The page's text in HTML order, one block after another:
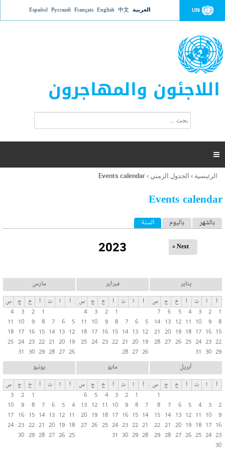
Jump to navigation UN العربية 中文
English
Français
Русский
Español
اللاجئون والمهاجرون
ت
ر
ل
ح
ب

أنت
هنا
الرئيسية › الجدول الزمني ›
Events calendar
Events calendar
ا
ب
ا
ت
ا
ل
أ
ا
س
ي
ة
بالشهر باليوم السنة (علامة التبويب النشطة)
2023 Next »
يناير
أ ا ث أ خ ج
س
1
2
3
4
5
6
7
8
9
10
11
12
13
14
15
16
17
18
19
20
21
22
23
24
25
26
27
28
29
30
31
فبراير
أ ا ث أ خ ج
س
1
2
3
4
5
6
7
8
9
10
11
12
13
14
15
16
17
18
19
20
21
22
23
24
25
26
27
28
مارس
أ ا ث أ خ ج
س
1
2
3
4
5
6
7
8
9
10
11
12
13
14
15
16
17
18
19
20
21
22
23
24
25
26
27
28
29
30
31
أبريل
أ ا ث أ خ ج
س
1
2
3
4
5
6
7
8
9
10
11
12
13
14
15
16
17
18
19
20
21
22
23
24
25
26
27
28
29
30
مايو
أ ا ث أ خ ج
س
1
2
3
4
5
6
7
8
9
10
11
12
13
14
15
16
17
18
19
20
21
22
23
24
25
26
27
28
29
30
31
يونيو
أ ا ث أ خ ج
س
1
2
3
4
5
6
7
8
9
10
11
12
13
14
15
16
17
18
19
20
21
22
23
24
25
26
27
28
29
30